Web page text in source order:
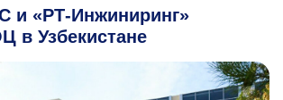
и «РТ-Инжиниринг»
в Узбекистане